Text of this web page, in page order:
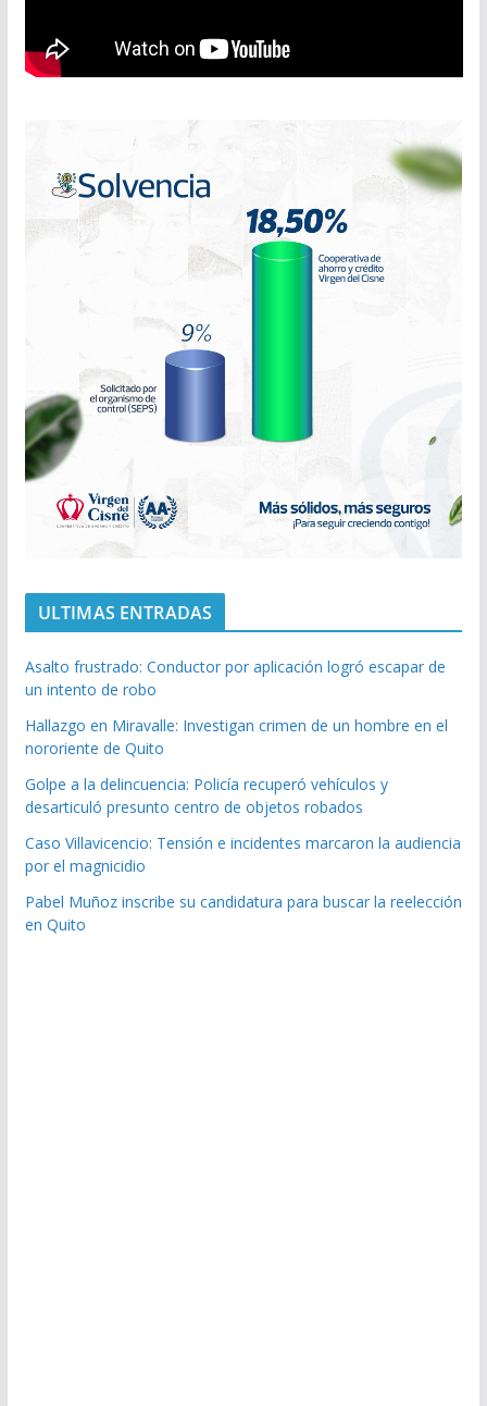
ULTIMAS ENTRADAS
Asalto frustrado: Conductor por aplicación logró escapar de
un intento de robo
Hallazgo en Miravalle: Investigan crimen de un hombre en el
nororiente de Quito
Golpe a la delincuencia: Policía recuperó vehículos y
desarticuló presunto centro de objetos robados
Caso Villavicencio: Tensión e incidentes marcaron la audiencia
por el magnicidio
Pabel Muñoz inscribe su candidatura para buscar la reelección
en Quito